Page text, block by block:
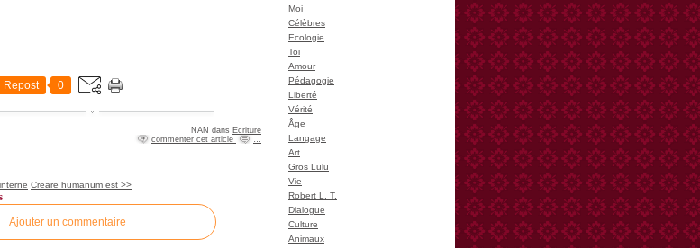
Repost 0
NAN dans Ecriture
commenter cet article
Creare humanum est >>
Ajouter un commentaire
Moi
Célèbres
Ecologie
Toi
Amour
Pédagogie
Liberté
Vérité
Âge
Langage
Art
Gros Lulu
Vie
Robert L. T.
Dialogue
Culture
Animaux